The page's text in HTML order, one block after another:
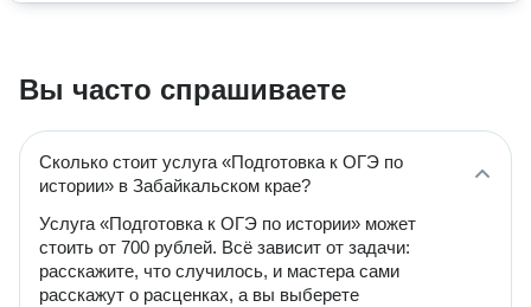
Вы часто спрашиваете
Сколько стоит услуга «Подготовка к ОГЭ по
истории» в Забайкальском крае?
Услуга «Подготовка к ОГЭ по истории» может
стоить от 700 рублей. Всё зависит от задачи:
расскажите, что случилось, и мастера сами
расскажут о расценках, а вы выберете